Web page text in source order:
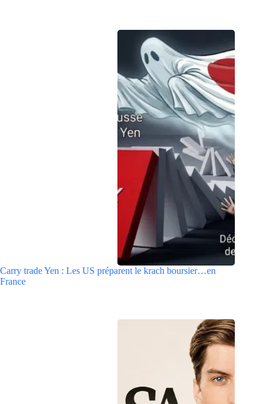
Carry trade Yen : Les US préparent le krach boursier…en
France